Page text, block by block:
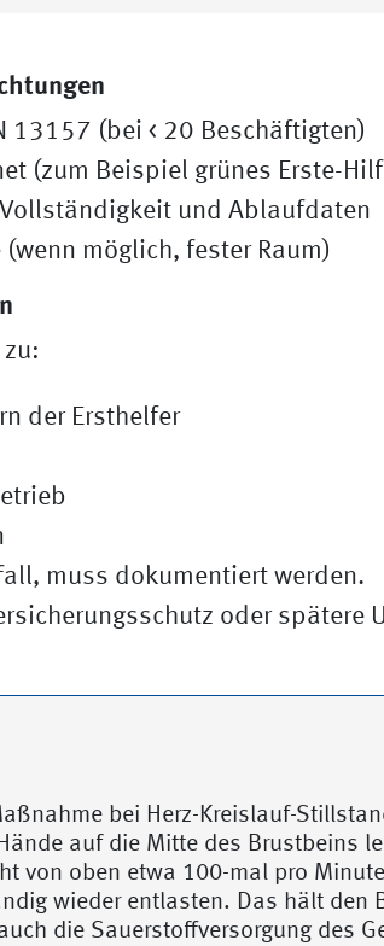
13157 (bei < 20 Beschäftigten)
(zum Beispiel grünes Erste-
und Ablaufdaten
möglich, fester Raum)
der Ersthelfer
muss dokumentiert werden.
oder spätere
bei Herz-Kreislauf-
auf die Mitte des Brustbeins
von oben etwa 100-mal pro
wieder entlasten. Das hält den
die Sauerstoffversorgung des